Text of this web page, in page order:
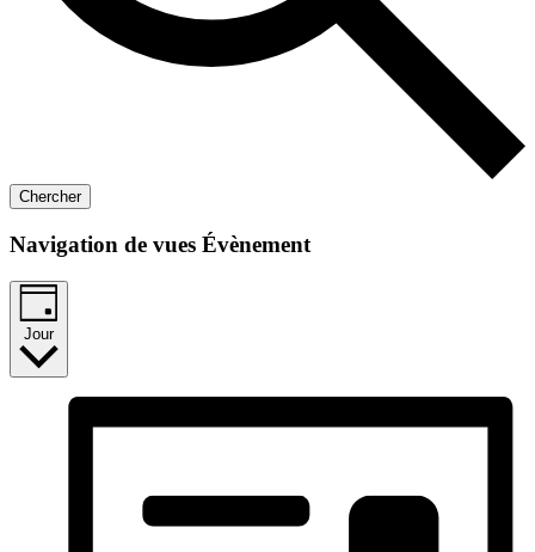
Chercher
Navigation de vues Évènement
Jour